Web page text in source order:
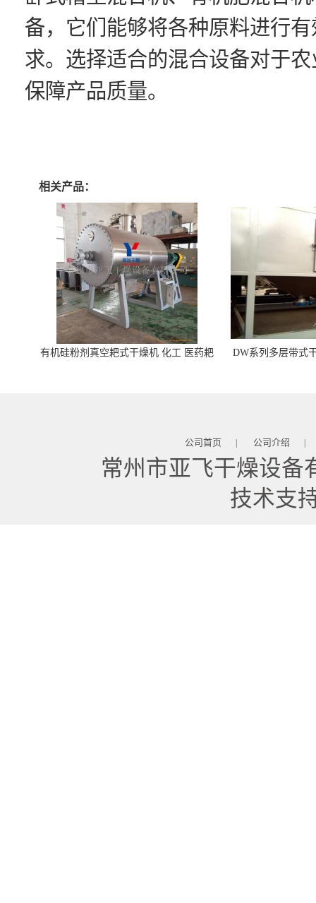
备，它们能够将各种原料进行
求。选择适合的混合设备对于
保障产品质量。
相关产品：
有机硅粉剂真空耙式干燥机 化工 医药耙
DW系列多层带式
公司首页 | 公司介绍 |
常州市亚飞干燥设备
技术支